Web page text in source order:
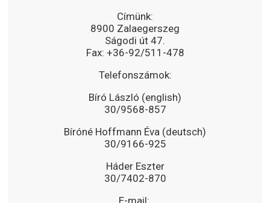
Címünk:
8900 Zalaegerszeg
Ságodi út 47.
Fax: +36-92/511-478
Telefonszámok:
Bíró László (english)
30/9568-857
Bíróné Hoffmann Éva (deutsch)
30/9166-925
Háder Eszter
30/7402-870